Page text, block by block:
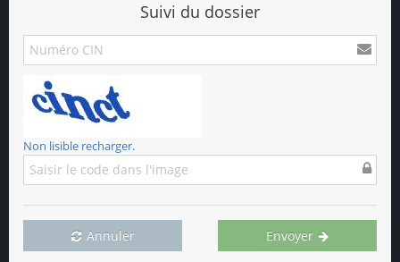
Suivi du dossier
Non lisible recharger.
Annuler Envoyer